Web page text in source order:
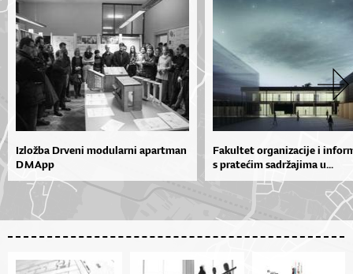
Izložba Drveni modularni apartman
D M App
Fakultet organizacije i
s pratećim sadržajima u...